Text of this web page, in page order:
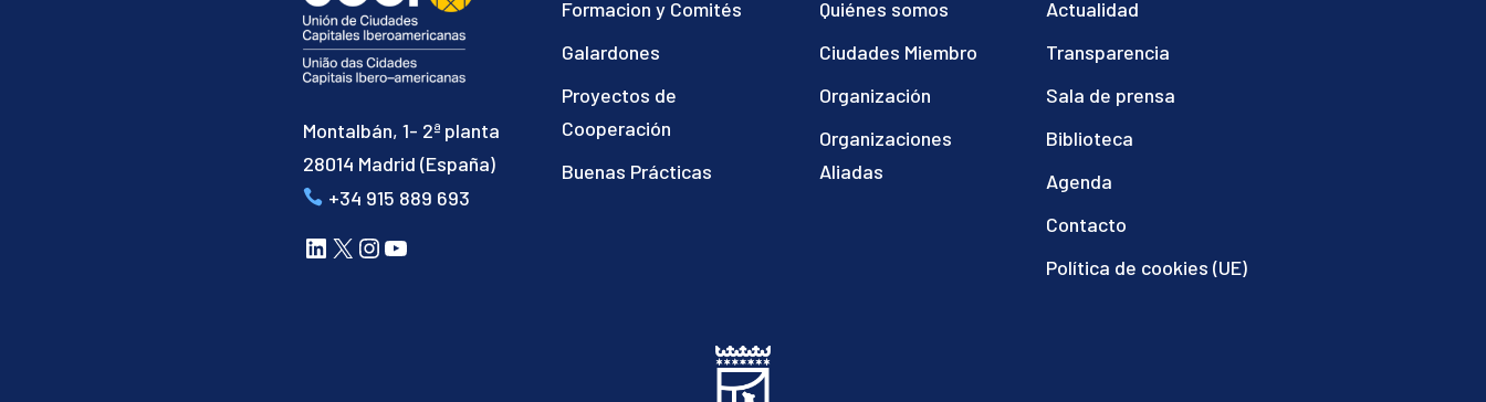
Montalbán, 1- 2ª planta
28014 Madrid (España)
+34 915 889 693
LinkedIn
X Instagram
YouTube
Formacion y Comités
Galardones
Proyectos de
Cooperación
Buenas Prácticas
Quiénes somos
Ciudades Miembro
Organización
Organizaciones
Aliadas
Actualidad
Transparencia
Sala de prensa
Biblioteca
Agenda
Contacto
Política de cookies (UE)